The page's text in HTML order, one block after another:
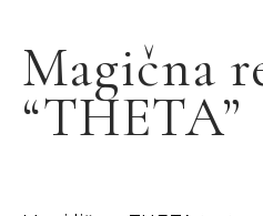
Magična
“THETA”